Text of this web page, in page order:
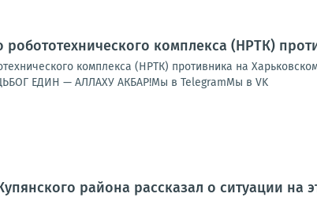
комплекса (НРТК)
комплекса (НРТК) противника на
ЕДИН — АЛЛАХУ АКБАР!Мы в TelegramМы в VK
района рассказал о ситуации на